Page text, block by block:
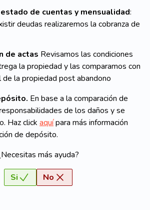
de cuentas y mensualidad:
deudas realizaremos la cobranza de
de actas Revisamos las condiciones
la propiedad y las comparamos con
la propiedad post abandono
En base a la comparación de
de los daños y se
Haz click aquípara más información
de depósito.
más ayuda?
Si No